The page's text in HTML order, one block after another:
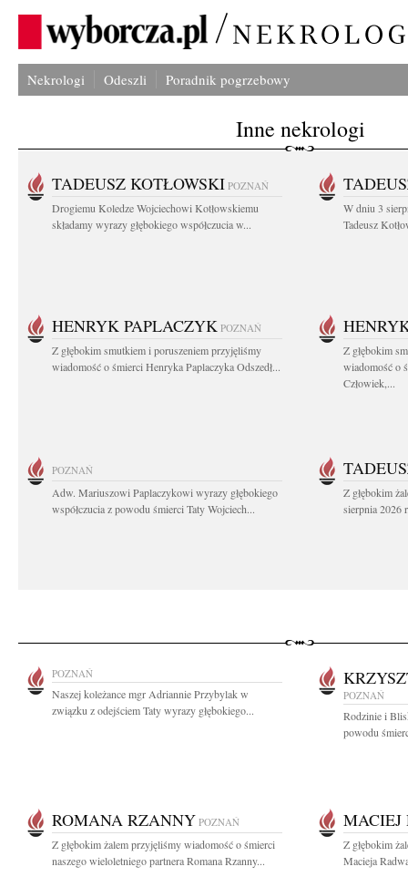
Nekrologi Odeszli Poradnik pogrzebowy
Inne nekrologi
TADEUSZ KOTŁOWSKI POZNAŃ
Drogiemu Koledze Wojciechowi Kotłowskiemu
składamy wyrazy głębokiego współczucia w...
W dniu 3
Tadeusz
HENRYK PAPLACZYK POZNAŃ
Z głębokim smutkiem i poruszeniem przyjęliśmy
wiadomość o śmierci Henryka Paplaczyka Odszedł...
Z głębokim
wiadomość o
Człowiek,...
POZNAŃ
Adw. Mariuszowi Paplaczykowi wyrazy głębokiego
współczucia z powodu śmierci Taty Wojciech...
Z głębokim
sierpnia 2026
POZNAŃ
Naszej koleżance mgr Adriannie Przybylak w
związku z odejściem Taty wyrazy głębokiego...
POZNAŃ
Rodzinie i
powodu
ROMANA RZANNY POZNAŃ
Z głębokim żalem przyjęliśmy wiadomość o śmierci
naszego wieloletniego partnera Romana Rzanny...
MACIEJ
Z głębokim
Macieja